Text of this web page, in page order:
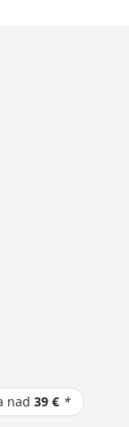
nad39 € *